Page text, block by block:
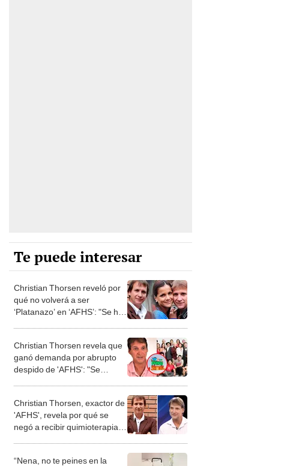
Te puede interesar
Christian Thorsen reveló por
qué no volverá a ser
‘Platanazo’ en ‘AFHS’: "Se ha
Christian Thorsen revela que
ganó demanda por abrupto
despido de 'AFHS': "Se
Christian Thorsen, exactor de
'AFHS', revela por qué se
negó a recibir quimioterapias:
“Nena, no te peines en la